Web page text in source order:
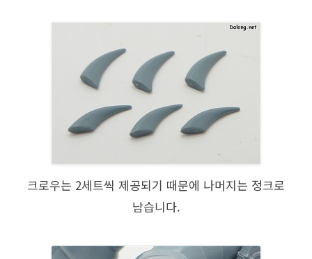
크로우는 2세트씩 제공되기 때문에 나머지는 정크로
남습니다.